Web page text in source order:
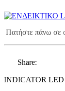
Πατήστε πάνω σε
Share:
INDICATOR